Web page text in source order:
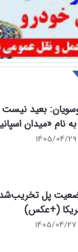
بعید نیست
به نام «میدان
1405/04/29
پل
(+عکس)
1405/04/27